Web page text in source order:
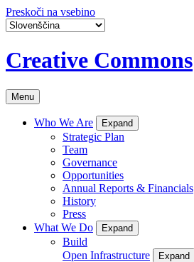
Preskoči na vsebino
Creative Commons
Menu
Who We Are Expand
Strategic Plan
Team
Governance
Opportunities
Annual Reports & Financials
History
Press
What We Do
Expand
Build
Open Infrastructure
Expand